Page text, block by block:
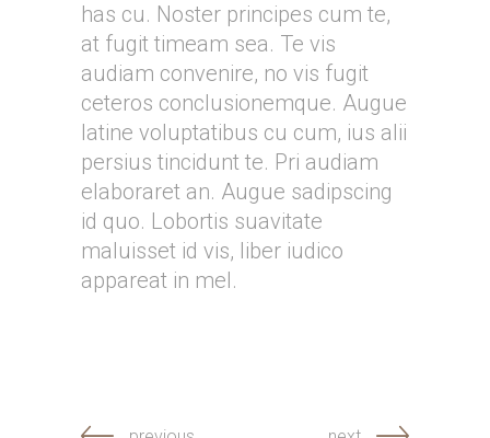
has cu. Noster principes cum te,
at fugit timeam sea. Te vis
audiam convenire, no vis fugit
ceteros conclusionemque. Augue
latine voluptatibus cu cum, ius alii
persius tincidunt te. Pri audiam
elaboraret an. Augue sadipscing
id quo. Lobortis suavitate
maluisset id vis, liber iudico
appareat in mel.